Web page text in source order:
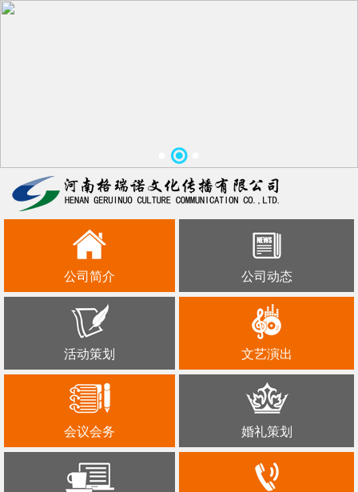
公司简介 公司动态
活动策划 文艺演出
会议会务 婚礼策划